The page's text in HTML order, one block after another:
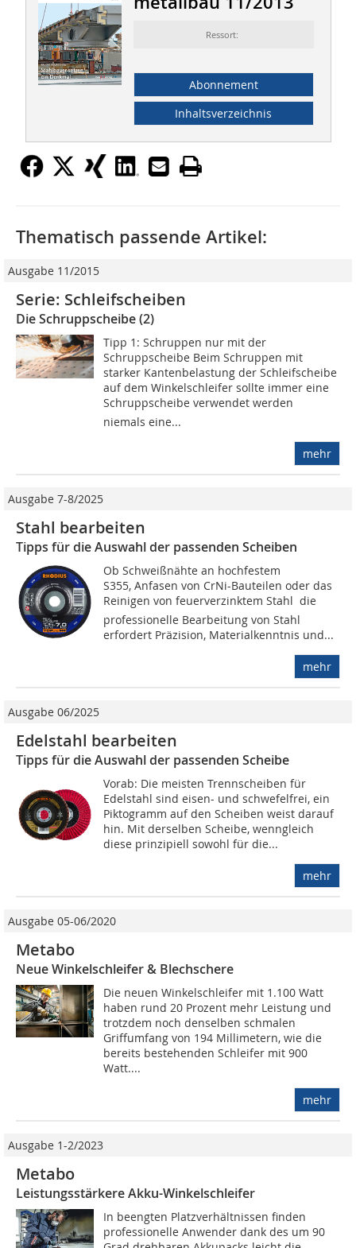
Ressort:
Abonnement
Inhaltsverzeichnis
Thematisch passende Artikel:
Ausgabe 11/2015
Serie: Schleifscheiben
Die Schruppscheibe (2)
Tipp 1: Schruppen nur mit der
Schruppscheibe Beim Schruppen mit
starker Kantenbelastung der Schleifscheibe
auf dem Winkelschleifer sollte immer eine
Schruppscheibe verwendet werden 
niemals eine...
mehr
Ausgabe 7-8/2025
Stahl bearbeiten
Tipps für die Auswahl der passenden Scheiben
Ob Schweißnähte an hochfestem
S355, Anfasen von CrNi-Bauteilen oder das
Reinigen von feuerverzinktem Stahl  die
professionelle Bearbeitung von Stahl
erfordert Präzision, Materialkenntnis und...
mehr
Ausgabe 06/2025
Edelstahl bearbeiten
Tipps für die Auswahl der passenden Scheibe
Vorab: Die meisten Trennscheiben für
Edelstahl sind eisen- und schwefelfrei, ein
Piktogramm auf den Scheiben weist darauf
hin. Mit derselben Scheibe, wenngleich
diese prinzipiell sowohl für die...
mehr
Ausgabe 05-06/2020
Metabo
Neue Winkelschleifer & Blechschere
Die neuen Winkelschleifer mit 1.100 Watt
haben rund 20 Prozent mehr Leistung und
trotzdem noch denselben schmalen
Griffumfang von 194 Millimetern, wie die
bereits bestehenden Schleifer mit 900
Watt....
mehr
Ausgabe 1-2/2023
Metabo
Leistungsstärkere Akku-Winkelschleifer
In beengten Platzverhältnissen finden
professionelle Anwender dank des um 90